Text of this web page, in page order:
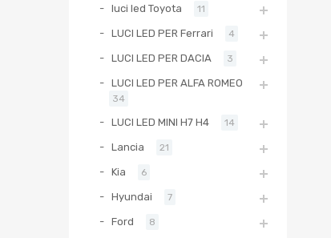
luci led Toyota 11
LUCI LED PER Ferrari 4
LUCI LED PER DACIA 3
LUCI LED PER ALFA ROMEO
34
LUCI LED MINI H7 H4 14
Lancia 21
Kia 6
Hyundai 7
Ford 8